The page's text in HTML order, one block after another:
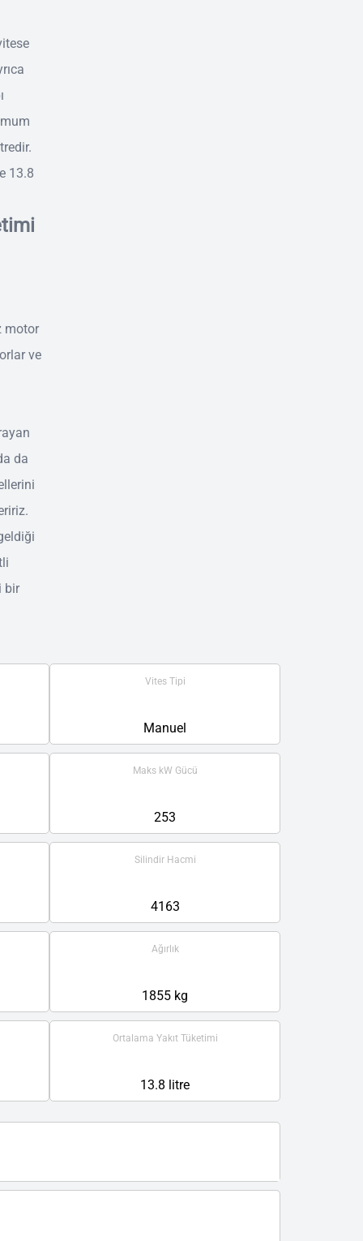
13.8
motor
ve
da
bir
Vites Tipi
Manuel
Maks kW Gücü
253
Silindir Hacmi
4163
Ağırlık
1855 kg
Ortalama Yakıt Tüketimi
13.8 litre